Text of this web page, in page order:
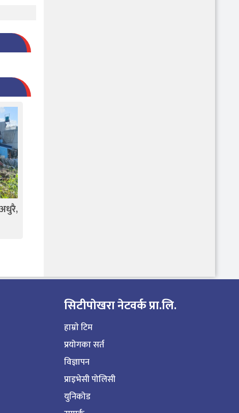
सिटीपाेखरा नेटवर्क प्रा.लि.
हाम्राे टिम
प्रयोगका सर्त
विज्ञापन
प्राइभेसी पोलिसी
युनिकोड